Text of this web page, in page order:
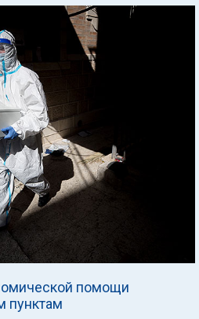
помощи
пунктам